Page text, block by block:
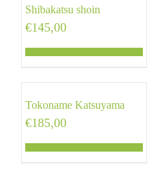
Shibakatsu shoin
€145,00
Tokoname Katsuyama
€185,00